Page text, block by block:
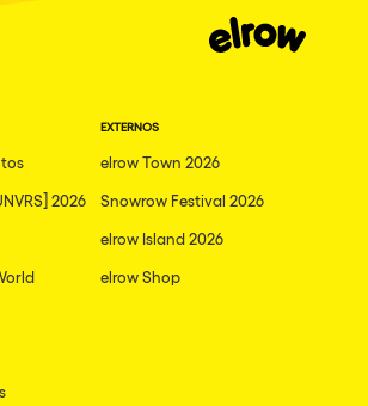
2026
EXTERNOS
elrow Town 2026
Snowrow Festival 2026
elrow Island 2026
elrow Shop